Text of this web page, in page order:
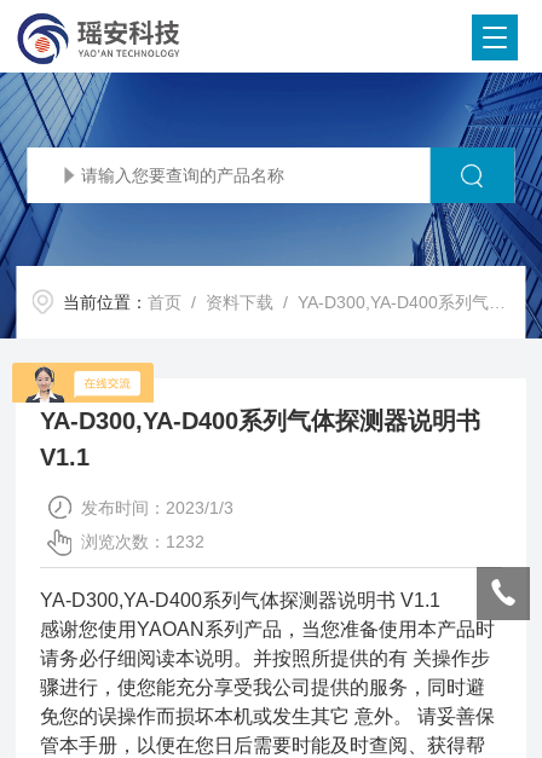
当前位置：首页 / 资料下载 / YA-D300,YA-D400系列气体探测器说明书 V1.1
YA-D300,YA-D400系列气体探测器说明书
V1.1
发布时间：2023/1/3
浏览次数：1232
YA-D300,YA-D400系列气体探测器说明书 V1.1
感谢您使用YAOAN系列产品，当您准备使用本产品时
请务必仔细阅读本说明。并按照所提供的有 关操作步
骤进行，使您能充分享受我公司提供的服务，同时避
免您的误操作而损坏本机或发生其它 意外。 请妥善保
管本手册，以便在您日后需要时能及时查阅、获得帮